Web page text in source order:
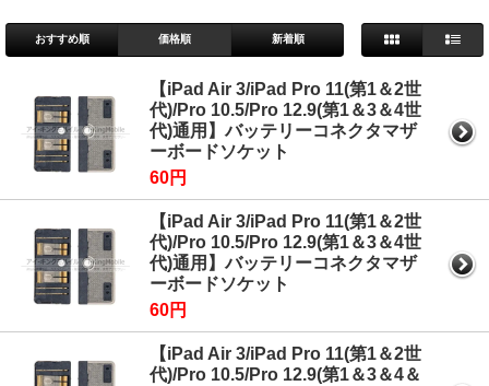
おすすめ順 価格順 新着順
【iPad Air 3/iPad Pro 11(第1＆2世
代)/Pro 10.5/Pro 12.9(第1＆3＆4世
代)通用】バッテリーコネクタマザ
ーボードソケット
60円
【iPad Air 3/iPad Pro 11(第1＆2世
代)/Pro 10.5/Pro 12.9(第1＆3＆4世
代)通用】バッテリーコネクタマザ
ーボードソケット
60円
【iPad Air 3/iPad Pro 11(第1＆2世
代)/Pro 10.5/Pro 12.9(第1＆3＆4＆